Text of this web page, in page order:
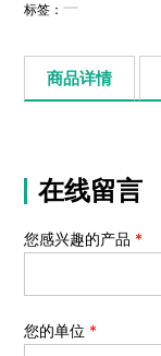
标签：
商品详情
在线留言
您感兴趣的产品 *
您的单位 *